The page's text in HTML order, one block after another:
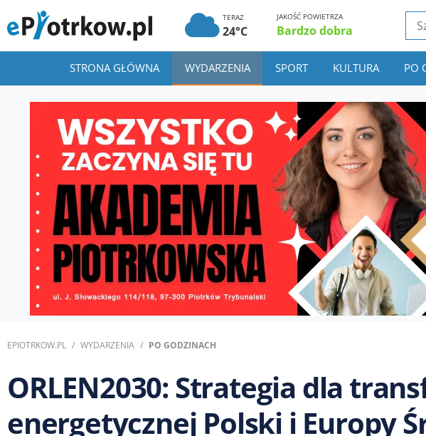
TERAZ
24°C
JAKOŚĆ POWIETRZA
Bardzo dobra
STRONA GŁÓWNA WYDARZENIA SPORT KULTURA PO
EPIOTRKOW.PL WYDARZENIA PO GODZINACH
ORLEN2030: Strategia dla
energetycznej Polski i Europy